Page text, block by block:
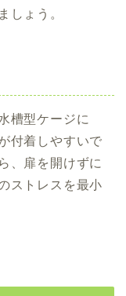
しょう。
槽型ケージに
付着しやすいで
、扉を開けずに
ストレスを最小